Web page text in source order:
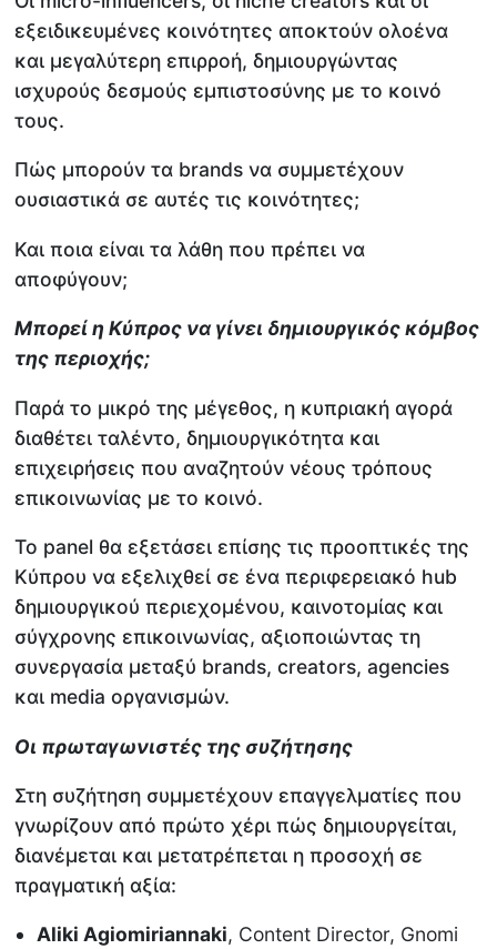
εξειδικευμένες κοινότητες αποκτούν ολοένα
και μεγαλύτερη επιρροή, δημιουργώντας
ισχυρούς δεσμούς εμπιστοσύνης με το κοινό
τους.
Πώς μπορούν τα brands να συμμετέχουν
ουσιαστικά σε αυτές τις κοινότητες;
Και ποια είναι τα λάθη που πρέπει να
αποφύγουν;
Μπορεί η Κύπρος να γίνει δημιουργικός κόμβος
της περιοχής;
Παρά το μικρό της μέγεθος, η κυπριακή αγορά
διαθέτει ταλέντο, δημιουργικότητα και
επιχειρήσεις που αναζητούν νέους τρόπους
επικοινωνίας με το κοινό.
Το panel θα εξετάσει επίσης τις προοπτικές της
Κύπρου να εξελιχθεί σε ένα περιφερειακό hub
δημιουργικού περιεχομένου, καινοτομίας και
σύγχρονης επικοινωνίας, αξιοποιώντας τη
συνεργασία μεταξύ brands, creators, agencies
και media οργανισμών.
Οι πρωταγωνιστές της συζήτησης
Στη συζήτηση συμμετέχουν επαγγελματίες που
γνωρίζουν από πρώτο χέρι πώς δημιουργείται,
διανέμεται και μετατρέπεται η προσοχή σε
πραγματική αξία:
Aliki Agiomiriannaki, Content Director, Gnomi